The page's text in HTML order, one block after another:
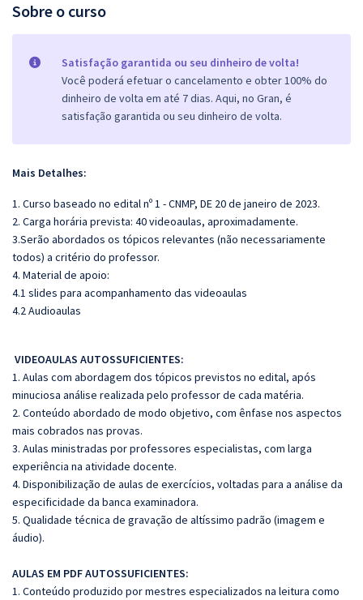
Sobre o curso
Satisfação garantida ou seu dinheiro de volta!
Você poderá efetuar o cancelamento e obter 100% do
dinheiro de volta em até 7 dias. Aqui, no Gran, é
satisfação garantida ou seu dinheiro de volta.
Mais Detalhes:
1. Curso baseado no edital nº 1 - CNMP, DE 20 de janeiro de 2023.
2. Carga horária prevista: 40 videoaulas, aproximadamente.
3.Serão abordados os tópicos relevantes (não necessariamente
todos) a critério do professor.
4. Material de apoio:
4.1 slides para acompanhamento das videoaulas
4.2 Audioaulas
VIDEOAULAS AUTOSSUFICIENTES:
1. Aulas com abordagem dos tópicos previstos no edital, após
minuciosa análise realizada pelo professor de cada matéria.
2. Conteúdo abordado de modo objetivo, com ênfase nos aspectos
mais cobrados nas provas.
3. Aulas ministradas por professores especialistas, com larga
experiência na atividade docente.
4. Disponibilização de aulas de exercícios, voltadas para a análise da
especificidade da banca examinadora.
5. Qualidade técnica de gravação de altíssimo padrão (imagem e
áudio).
AULAS EM PDF AUTOSSUFICIENTES:
1. Conteúdo produzido por mestres especializados na leitura como